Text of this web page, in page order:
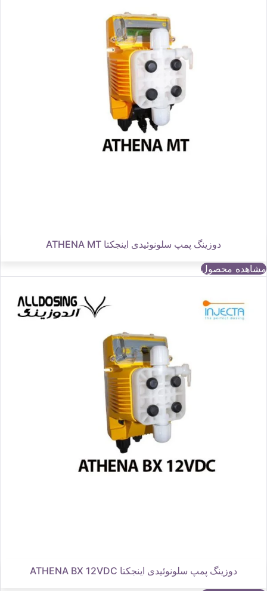
دوزینگ پمپ سلونوئیدی اینجکتا ATHENA MT
مشاهده محصول
دوزینگ پمپ سلونوئیدی اینجکتا ATHENA BX 12VDC